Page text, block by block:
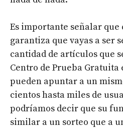
Es importante señalar que
garantiza que vayas a ser
cantidad de artículos que
Centro de Prueba Gratuita
pueden apuntar a un
cientos hasta miles de
podríamos decir que su
similar a un sorteo que a